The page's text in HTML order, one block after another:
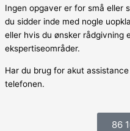
Ingen opgaver er for små eller
du sidder inde med nogle
eller hvis du ønsker rådgivning
ekspertiseområder.
Har du brug for akut
telefonen.
86